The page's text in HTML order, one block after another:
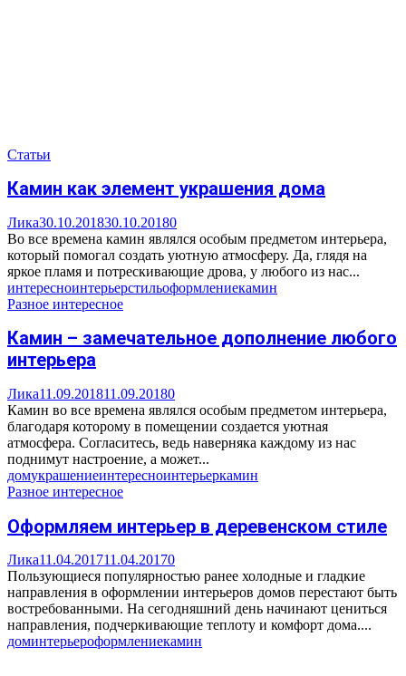
Статьи
Камин как элемент украшения дома
Лика30.10.201830.10.20180
Во все времена камин являлся особым предметом интерьера,
который помогал создать уютную атмосферу. Да, глядя на
яркое пламя и потрескивающие дрова, у любого из нас...
интересноинтерьерстильоформлениекамин
Разное интересное
Камин – замечательное дополнение любого
интерьера
Лика11.09.201811.09.20180
Камин во все времена являлся особым предметом интерьера,
благодаря которому в помещении создается уютная
атмосфера. Согласитесь, ведь наверняка каждому из нас
поднимут настроение, а может...
домукрашениеинтересноинтерьеркамин
Разное интересное
Оформляем интерьер в деревенском стиле
Лика11.04.201711.04.20170
Пользующиеся популярностью ранее холодные и гладкие
направления в оформлении интерьеров домов перестают быть
востребованными. На сегодняшний день начинают цениться
направления, подчеркивающие теплоту и комфорт дома....
доминтерьероформлениекамин